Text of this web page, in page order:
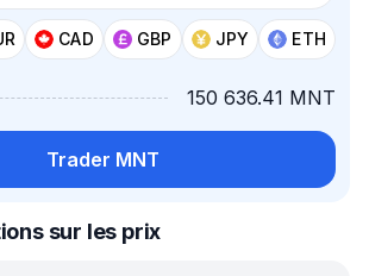
CAD GBP JPY ETH
150 636.41 MNT
Trader MNT
sur les prix